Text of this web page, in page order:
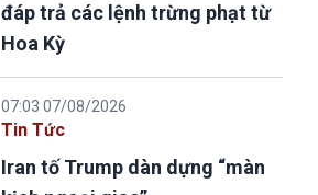
đáp trả các lệnh trừng phạt từ
Hoa Kỳ
07:03 07/08/2026
Tin Tức
Iran tố Trump dàn dựng “màn